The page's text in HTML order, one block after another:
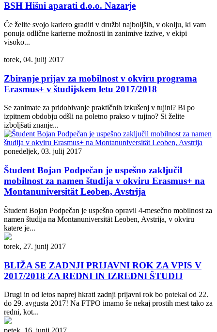
BSH Hišni aparati d.o.o. Nazarje
Če želite svojo kariero graditi v družbi najboljših, v okolju, ki vam
ponuja odlične karierne možnosti in zanimive izzive, v ekipi
visoko...
torek, 04. julij 2017
Zbiranje prijav za mobilnost v okviru programa
Erasmus+ v študijskem letu 2017/2018
Se zanimate za pridobivanje praktičnih izkušenj v tujini? Bi po
izpitnem obdobju odšli na poletno prakso v tujino? Si želite
izboljšati znanje...
ponedeljek, 03. julij 2017
Študent Bojan Podpečan je uspešno zaključil
mobilnost za namen študija v okviru Erasmus+ na
Montanuniversität Leoben, Avstrija
Študent Bojan Podpečan je uspešno opravil 4-mesečno mobilnost za
namen študija na Montanuniversität Leoben, Avstrija, v okviru
katere je...
torek, 27. junij 2017
BLIŽA SE ZADNJI PRIJAVNI ROK ZA VPIS V
2017/2018 ZA REDNI IN IZREDNI ŠTUDIJ
Drugi in od letos naprej hkrati zadnji prijavni rok bo potekal od 22.
do 29. avgusta 2017! Na FTPO imamo še nekaj prostih mest tako za
redni, kot...